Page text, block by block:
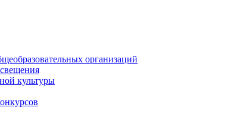
организаций
культуры